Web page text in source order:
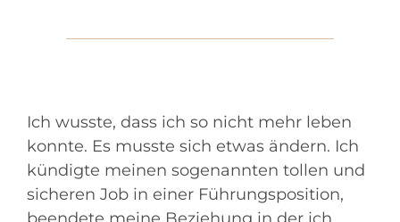
Ich wusste, dass ich so nicht mehr leben
konnte. Es musste sich etwas ändern. Ich
kündigte meinen sogenannten tollen und
sicheren Job in einer Führungsposition,